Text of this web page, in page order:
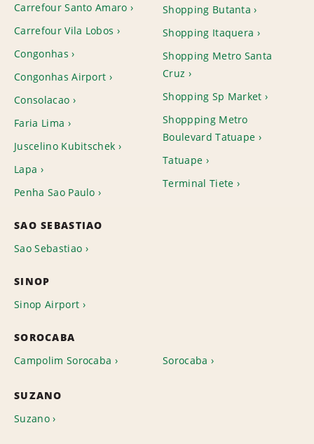
Carrefour Santo Amaro
Carrefour Vila Lobos
Congonhas
Congonhas Airport
Consolacao
Faria Lima
Juscelino Kubitschek
Lapa
Penha Sao Paulo
Shopping Butanta
Shopping Itaquera
Shopping Metro Santa
Cruz
Shopping Sp Market
Shoppping Metro
Boulevard Tatuape
Tatuape
Terminal Tiete
SAO SEBASTIAO
Sao Sebastiao
SINOP
Sinop Airport
SOROCABA
Campolim Sorocaba
Sorocaba
SUZANO
Suzano